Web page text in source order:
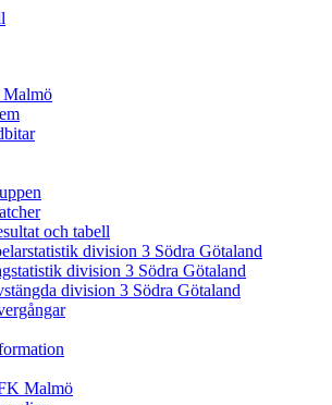
och tabell
division 3 Södra Götaland
division 3 Södra Götaland
division 3 Södra Götaland
Malmö